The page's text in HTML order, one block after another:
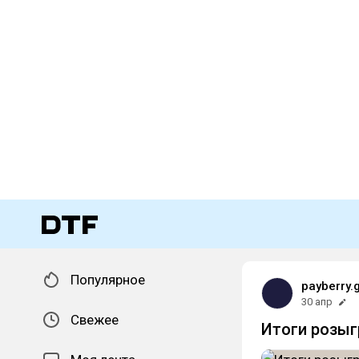
Популярное
Свежее
30 апр
Итоги